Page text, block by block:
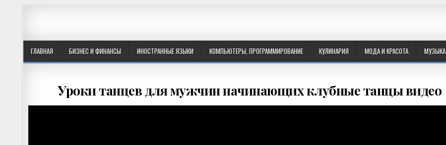
ГЛАВНАЯ БИЗНЕС И ФИНАНСЫ ИНОСТРАННЫЕ ЯЗЫКИ КОМПЬЮТЕРЫ, ПРОГРАММИРОВАНИЕ КУЛИНАРИЯ МОДА И КРАСОТА МУЗЫКА
Уроки танцев для мужчин начинающих клубные танцы видео